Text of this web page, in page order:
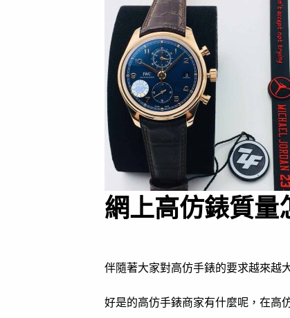
網上高仿錶質量
伴隨著大家對高仿手錶的要求越來越
好是的高仿手錶商家有什麼呢，在高